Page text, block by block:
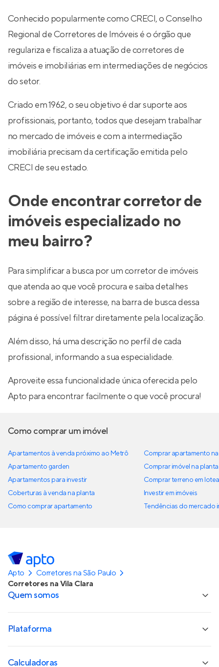
Conhecido popularmente como CRECI, o Conselho
Regional de Corretores de Imóveis é o órgão que
regulariza e fiscaliza a atuação de corretores de
imóveis e imobiliárias em intermediações de negócios
do setor.
Criado em 1962, o seu objetivo é dar suporte aos
profissionais, portanto, todos que desejam trabalhar
no mercado de imóveis e com a intermediação
imobiliária precisam da certificação emitida pelo
CRECI de seu estado.
Onde encontrar corretor de
imóveis especializado no
meu bairro?
Para simplificar a busca por um corretor de imóveis
que atenda ao que você procura e saiba detalhes
sobre a região de interesse, na barra de busca dessa
página é possível filtrar diretamente pela localização.
Além disso, há uma descrição no perfil de cada
profissional, informando a sua especialidade.
Aproveite essa funcionalidade única oferecida pelo
Apto para encontrar facilmente o que você procura!
Como comprar um imóvel
Apartamentos à venda próximo ao Metrô
Apartamento garden
Apartamentos para investir
Coberturas à venda na planta
Como comprar apartamento
Comprar apartamento
Comprar imóvel na planta
Comprar terreno em
Investir em imóveis
Tendências do mercado
Apto
Corretores na São Paulo
Corretores na Vila Clara
Quem somos
Plataforma
Calculadoras